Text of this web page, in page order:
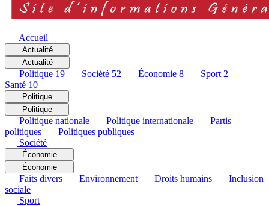
Accueil
Actualité
Actualité
Politique 19 Société 52 Économie 8 Sport 2
Santé 10
Politique
Politique
Politique nationale Politique internationale
Partis
politiques
Politiques publiques
Société
Économie
Économie
Faits divers Environnement Droits humains
Inclusion
sociale
Sport